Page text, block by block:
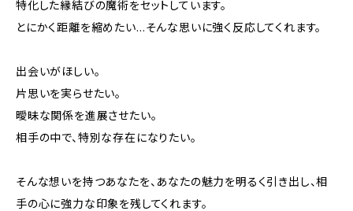
特化した縁結びの魔術をセットしています。
とにかく距離を縮めたい…そんな思いに強く反応してくれます。
出会いがほしい。
片思いを実らせたい。
曖昧な関係を進展させたい。
相手の中で、特別な存在になりたい。
そんな想いを持つあなたを、あなたの魅力を明るく引き出し、相
手の心に強力な印象を残してくれます。